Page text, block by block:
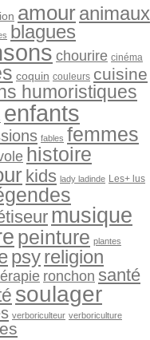
amouranimaux
blagues
chourire cinéma
coquin couleurs cuisine
humoristiques
enfants
fables femmes
histoire
kids lady ladinde Les+ lus
musique
peinture plantes
psyreligion
ronchon santé
soulager
verboriculteur verboriculture